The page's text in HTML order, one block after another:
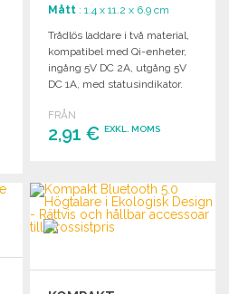
Mått : 1.4 x 11.2 x 6.9 cm
Trådlös laddare i två material,
kompatibel med Qi-enheter,
ingång 5V DC 2A, utgång 5V
DC 1A, med statusindikator.
FRÅN
2,91 €EXKL. MOMS
Begär offert